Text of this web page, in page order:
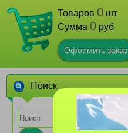
Товаров 0 шт
Сумма 0 руб
Оформить заказ
Поиск